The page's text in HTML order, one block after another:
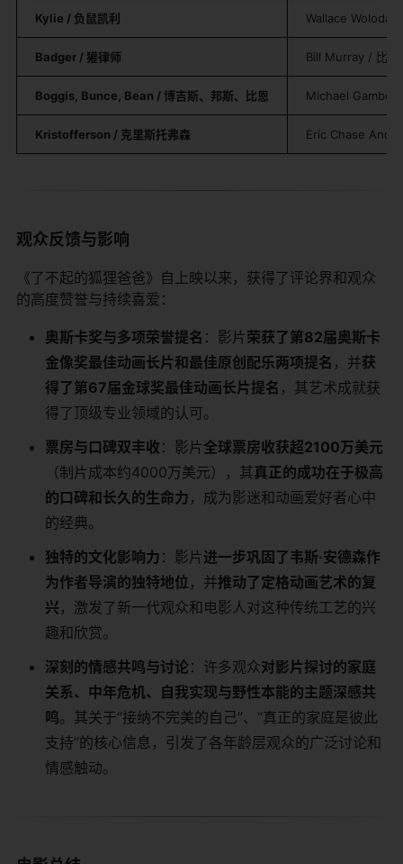
​Kylie / 负鼠凯利​ Wallace
​Badger / 獾律师​ Bill Murray / 比尔
​Boggis, Bunce, Bean / 博吉斯、邦斯、比恩​ Michael
​Kristofferson / 克里斯托弗森​ Eric Chase
观众反馈与影响
《了不起的狐狸爸爸》自上映以来，获得了评论界和观众
的高度赞誉与持续喜爱：
​奥斯卡奖与多项荣誉提名​ ​：影片​​荣获了第82届奥斯卡
金像奖最佳动画长片和最佳原创配乐两项提名​ ​，并​​获
得了第67届金球奖最佳动画长片提名​ ​，其艺术成就获
得了顶级专业领域的认可。
​票房与口碑双丰收​ ​：影片​​全球票房收获超2100万美元​
（制片成本约4000万美元），其​​真正的成功在于极高
的口碑和长久的生命力​ ​，成为影迷和动画爱好者心中
的经典。
​独特的文化影响力​ ​：影片​​进一步巩固了韦斯·安德森作
为作者导演的独特地位​ ​，并​​推动了定格动画艺术的复
兴​ ​，激发了新一代观众和电影人对这种传统工艺的兴
趣和欣赏。
​深刻的情感共鸣与讨论​ ​：许多观众​​对影片探讨的家庭
关系、中年危机、自我实现与野性本能的主题深感共
鸣​​。其关于“接纳不完美的自己”、“真正的家庭是彼此
支持”的核心信息，引发了各年龄层观众的广泛讨论和
情感触动。